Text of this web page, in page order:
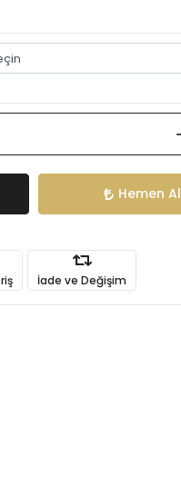
Hemen Al
İade ve Değişim